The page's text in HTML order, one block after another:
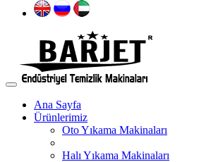
Ana Sayfa
Ürünlerimiz
Oto Yıkama Makinaları
Halı Yıkama Makinaları